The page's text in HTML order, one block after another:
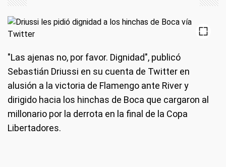
"Las ajenas no, por favor. Dignidad", publicó
Sebastián Driussi en su cuenta de Twitter en
alusión a la victoria de Flamengo ante River y
dirigido hacia los hinchas de Boca que cargaron al
millonario por la derrota en la final de la Copa
Libertadores.